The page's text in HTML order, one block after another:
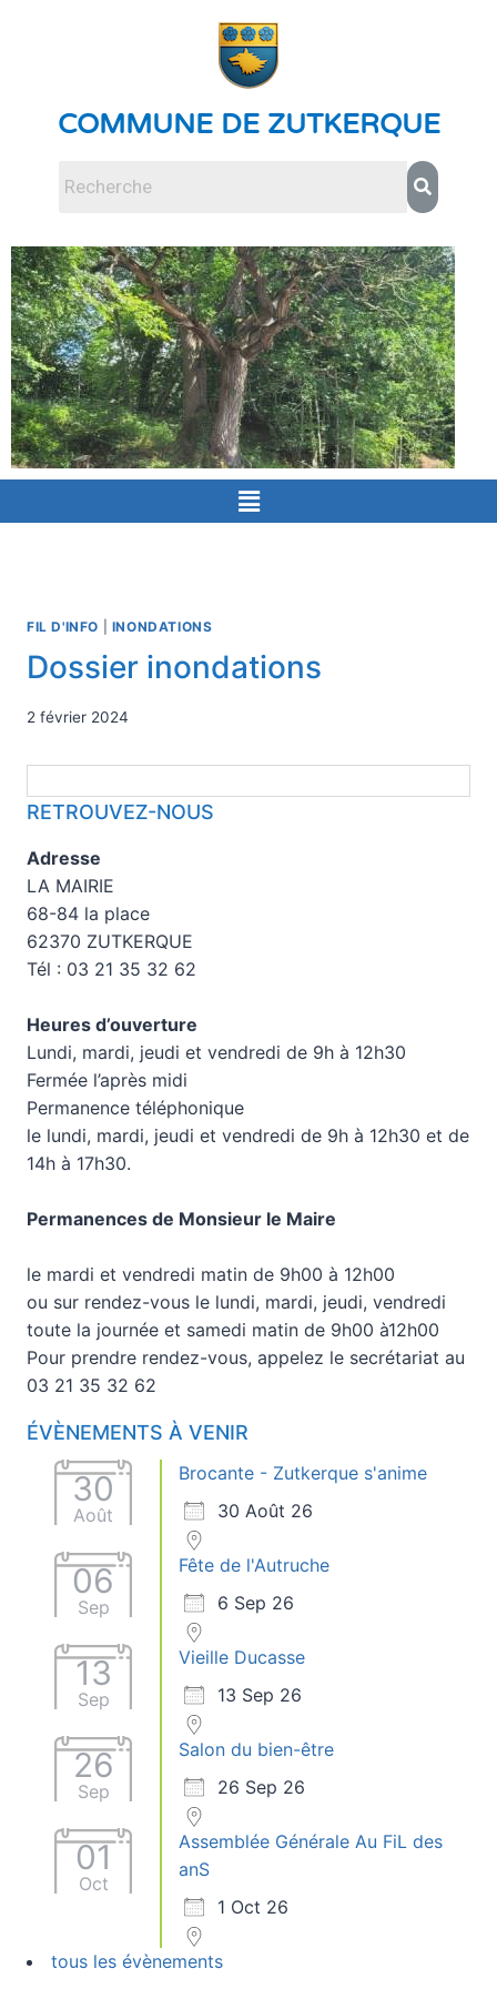
COMMUNE DE ZUTKERQUE
FIL D'INFO INONDATIONS
Dossier inondations
2 février 2024
RETROUVEZ-NOUS
Adresse
LA MAIRIE
68-84 la place
62370 ZUTKERQUE
Tél : 03 21 35 32 62
Heures d’ouverture
Lundi, mardi, jeudi et vendredi de 9h à 12h30
Fermée l’après midi
Permanence téléphonique
le lundi, mardi, jeudi et vendredi de 9h à 12h30 et de
14h à 17h30.
Permanences de Monsieur le Maire
le mardi et vendredi matin de 9h00 à 12h00
ou sur rendez-vous le lundi, mardi, jeudi, vendredi
toute la journée et samedi matin de 9h00 à12h00
Pour prendre rendez-vous, appelez le secrétariat au
03 21 35 32 62
ÉVÈNEMENTS À VENIR
30
Août
Brocante - Zutkerque s'anime
30 Août 26
06
Sep
Fête de l'Autruche
6 Sep 26
13
Sep
Vieille Ducasse
13 Sep 26
26
Sep
Salon du bien-être
26 Sep 26
01
Oct
Assemblée Générale Au FiL des
anS
1 Oct 26
tous les évènements